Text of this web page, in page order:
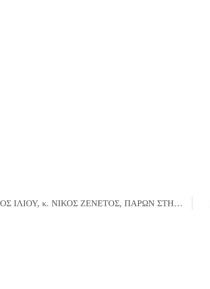
25/11/2009 Ο ΔΗΜΑΡΧΟΣ ΙΛΙΟΥ, κ. ΝΙΚΟΣ ΖΕΝΕΤΟΣ, ΠΑΡΩΝ ΣΤΗΝ ΕΝΘΡΟΝΙΣΗ ΤΟΥ ΝΕΟΥ ΜΗΤΡΟΠΟΛΙΤΗ ΔΙΔΥΜΟΤΕΙΧΟΥ, ΟΡΕΣΤΙΑΔΑΣ ΚΑΙ ΣΟΥΦΛΙΟΥ